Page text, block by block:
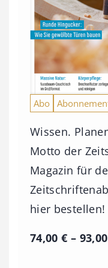
Abo
Wissen.
Motto der
Magazin für
hier bestellen!
74,00€ – 93,00